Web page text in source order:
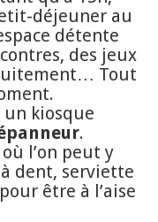
déjeuner au
détente
des jeux
Tout
un kiosque
.
l’on peut y
dent, serviette
être à l’aise